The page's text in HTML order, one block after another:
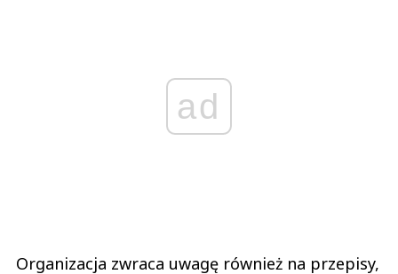
ad
Organizacja zwraca uwagę również na przepisy,